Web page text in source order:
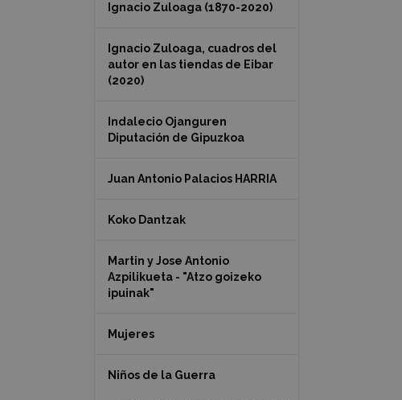
Ignacio Zuloaga (1870-2020)
Ignacio Zuloaga, cuadros del
autor en las tiendas de Eibar
(2020)
Indalecio Ojanguren
Diputación de Gipuzkoa
Juan Antonio Palacios HARRIA
Koko Dantzak
Martin y Jose Antonio
Azpilikueta - "Atzo goizeko
ipuinak"
Mujeres
Niños de la Guerra